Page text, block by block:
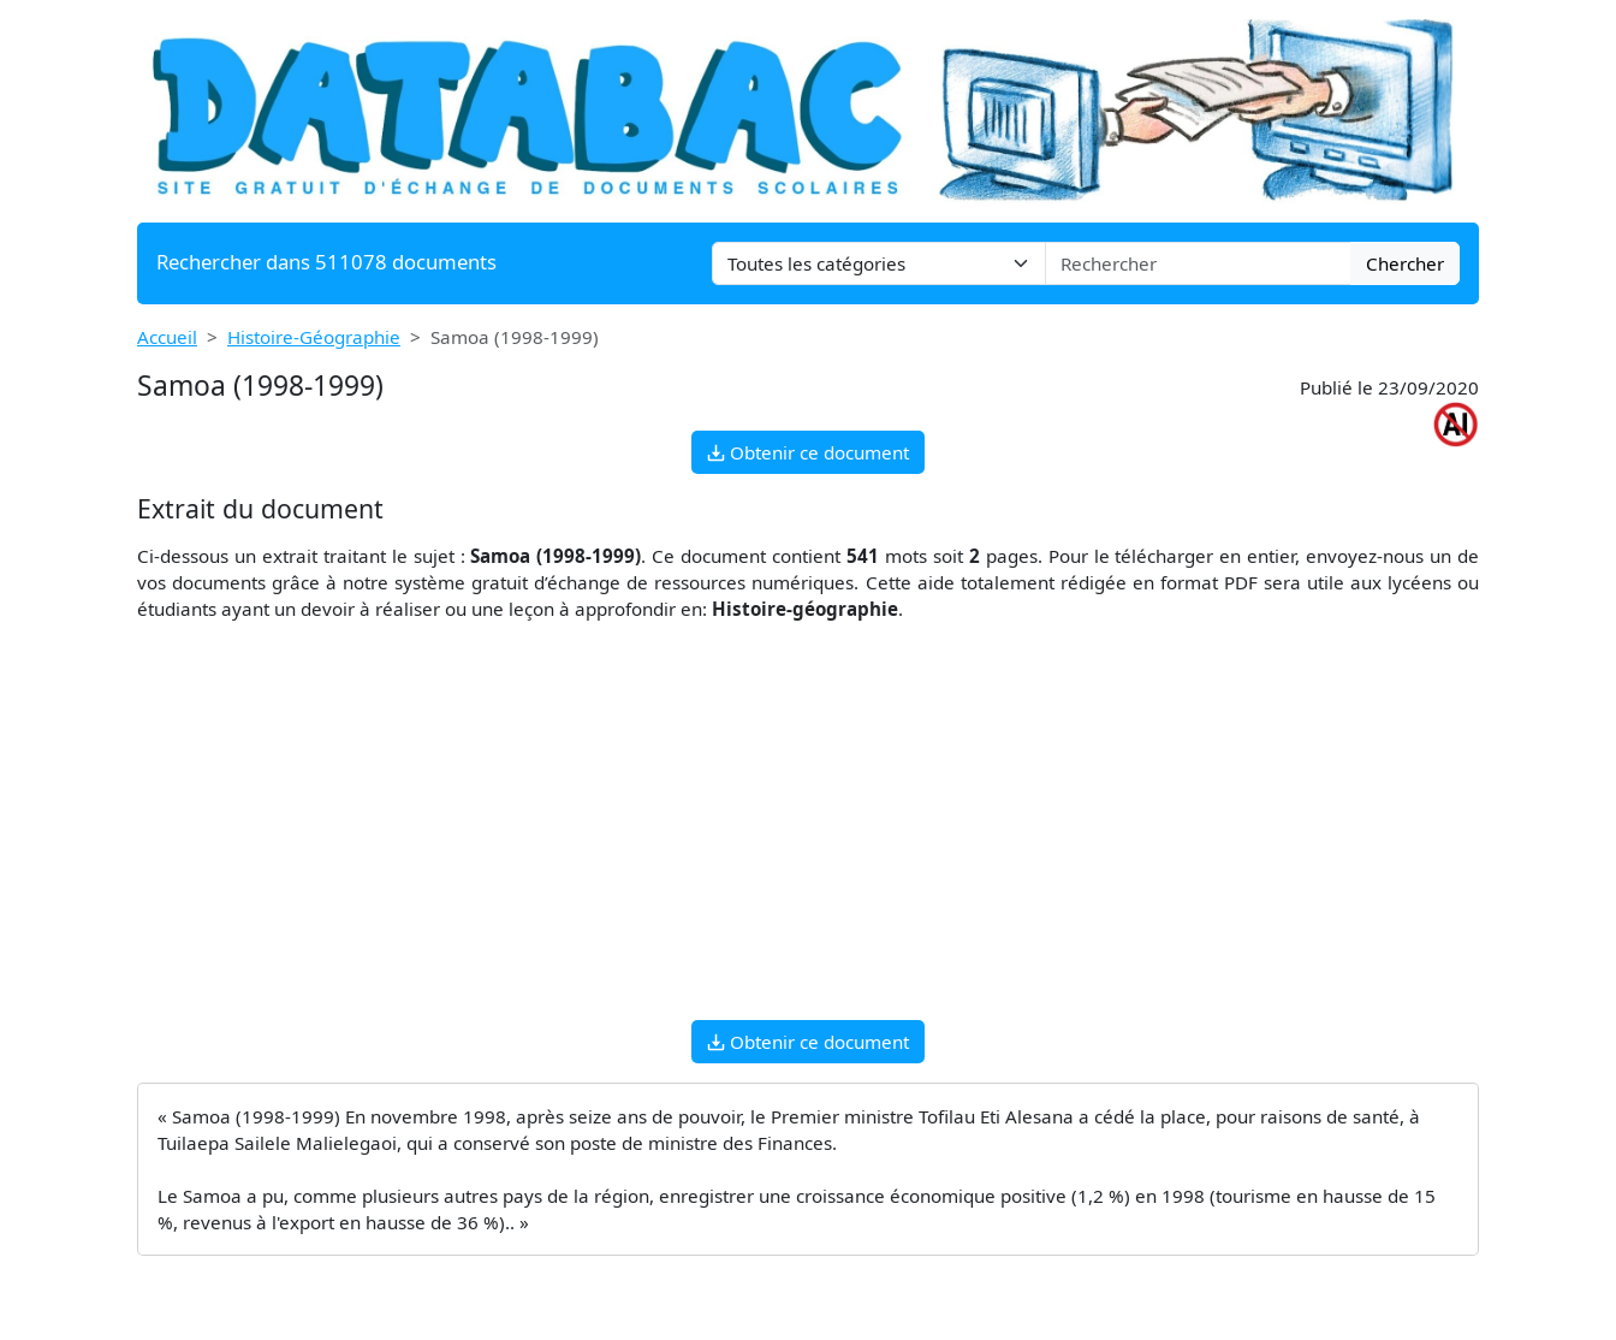
Rechercher dans 511078 documents Chercher
Accueil Histoire-Géographie Samoa (1998-1999)
Samoa (1998-1999) Publié le 23/09/2020
Obtenir ce document
Extrait du document
Ci-dessous un extrait traitant le sujet :Samoa (1998-1999). Ce document contient541 mots soit 2pages. Pour le télécharger en entier, envoyez-nous un de
vos documents grâce à notre système gratuitd’échange de ressources numériques. Cette aide totalement rédigée en format PDF sera utile aux lycéens ou
étudiants ayant un devoir à réaliser ou une leçon à approfondir en: Histoire-géographie.
Obtenir ce document
« Samoa (1998-1999) En novembre 1998, après seize ans de pouvoir, le Premier ministre Tofilau Eti Alesana a cédé la place, pour raisons de santé, à
Tuilaepa Sailele Malielegaoi, qui a conservé son poste de ministre des Finances.
Le Samoa a pu, comme plusieurs autres pays de la région, enregistrer une croissance économique positive (1,2 %) en 1998 (tourisme en hausse de 15
%, revenus à l'export en hausse de 36 %).. »